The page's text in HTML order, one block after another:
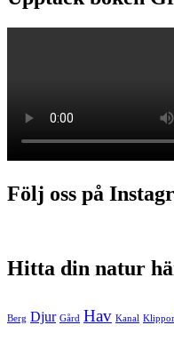
Följ oss på
Hitta din natur
Berg Djur Gård Hav Kanal Klippor